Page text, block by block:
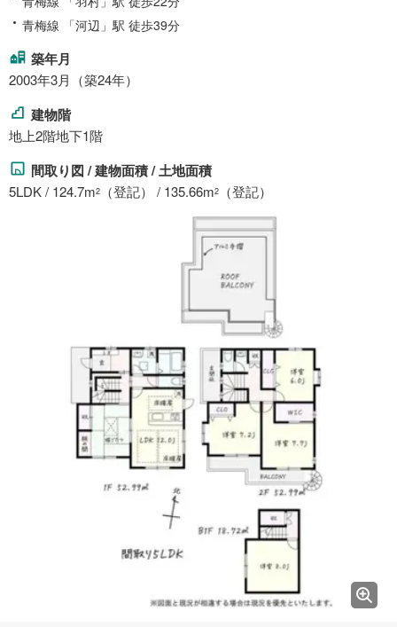
青梅線 「河辺」駅 徒歩39分
築年月
2003年3月（築24年）
建物階
地上2階地下1階
間取り図 / 建物面積 / 土地面積
5LDK / 124.7m2 （登記） / 135.66m2 （登記）